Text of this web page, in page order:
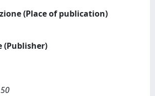
(Place of publication)
(Publisher)